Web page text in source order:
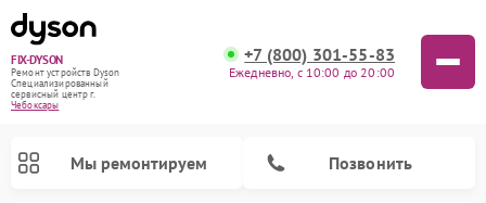
FIX-DYSON
Ремонт устройств Dyson
Специализированный
cервисный центр г.
Чебоксары
+7 (800) 301-55-83
Ежедневно, с 10:00 до 20:00
Мы ремонтируем Позвонить